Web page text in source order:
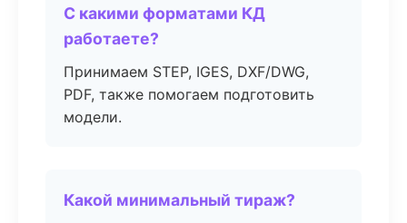
С какими форматами КД
работаете?
Принимаем STEP, IGES, DXF/DWG,
PDF, также помогаем подготовить
модели.
Какой минимальный тираж?